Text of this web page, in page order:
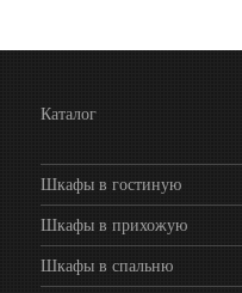
Каталог
Шкафы в гостиную
Шкафы в прихожую
Шкафы в спальню